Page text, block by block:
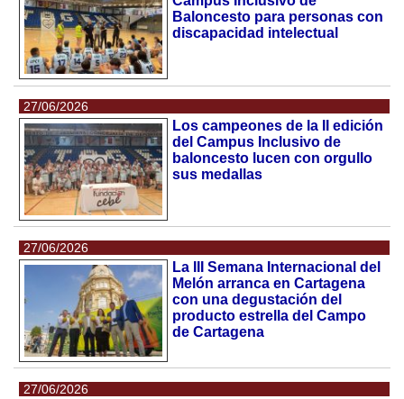
Baloncesto para personas con
discapacidad intelectual
27/06/2026
Los campeones de la II edición
del Campus Inclusivo de
baloncesto lucen con orgullo
sus medallas
27/06/2026
La III Semana Internacional del
Melón arranca en Cartagena
con una degustación del
producto estrella del Campo
de Cartagena
27/06/2026